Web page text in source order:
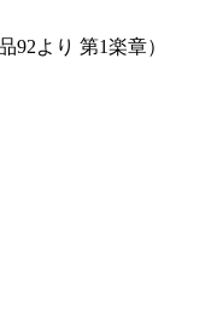
より 第1楽章）